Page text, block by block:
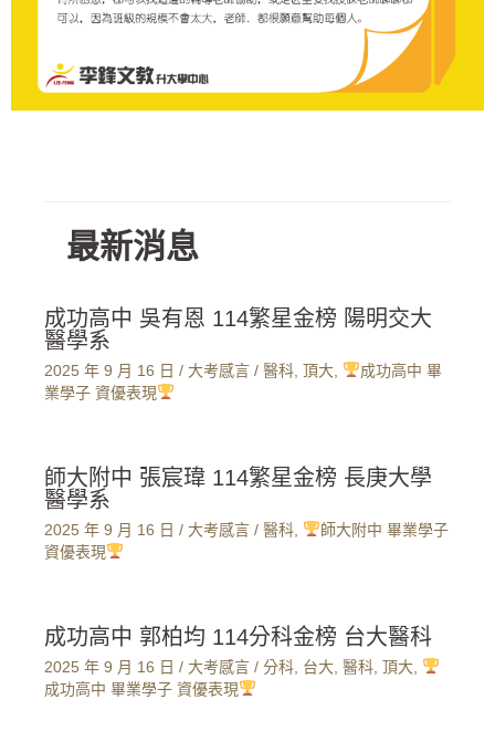
最新消息
成功高中 吳有恩 114繁星金榜 陽明交大
醫學系
2025 年 9 月 16 日 / 大考感言 / 醫科 頂大
成功高中 畢
業學子 資優表現
師大附中 張宸瑋 114繁星金榜 長庚大學
醫學系
2025 年 9 月 16 日 / 大考感言 / 醫科
師大附中 畢業學子
資優表現
成功高中 郭柏均 114分科金榜 台大醫科
2025 年 9 月 16 日 / 大考感言 / 分科 台大 醫科 頂大
成功高中 畢業學子 資優表現